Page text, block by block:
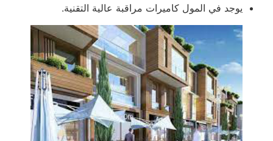
يوجد في المول كاميرات مراقبة عالية التقنية.